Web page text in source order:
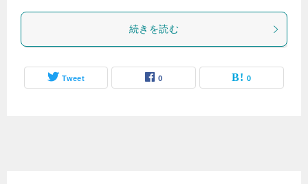
続きを読む
Tweet 0 0